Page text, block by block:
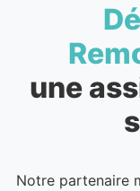
une
Notre partenaire